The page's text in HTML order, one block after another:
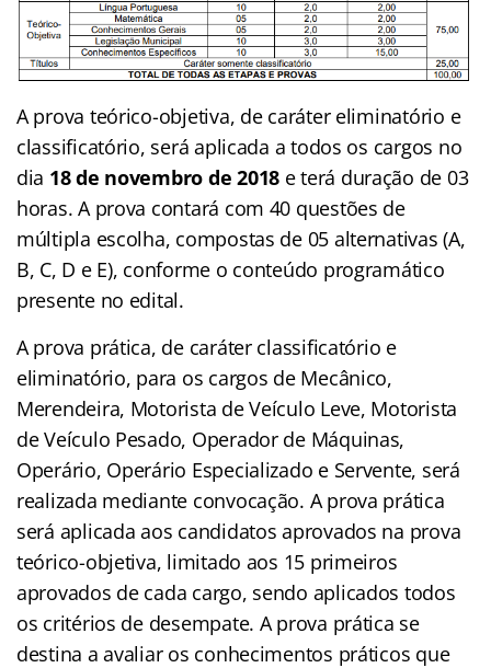
A prova teórico-objetiva, de caráter eliminatório e
classificatório, será aplicada a todos os cargos no
dia 18 de novembro de 2018e terá duração de 03
horas. A prova contará com 40 questões de
múltipla escolha, compostas de 05 alternativas (A,
B, C, D e E), conforme o conteúdo programático
presente no edital.
A prova prática, de caráter classificatório e
eliminatório, para os cargos de Mecânico,
Merendeira, Motorista de Veículo Leve, Motorista
de Veículo Pesado, Operador de Máquinas,
Operário, Operário Especializado e Servente, será
realizada mediante convocação. A prova prática
será aplicada aos candidatos aprovados na prova
teórico-objetiva, limitado aos 15 primeiros
aprovados de cada cargo, sendo aplicados todos
os critérios de desempate. A prova prática se
destina a avaliar os conhecimentos práticos que